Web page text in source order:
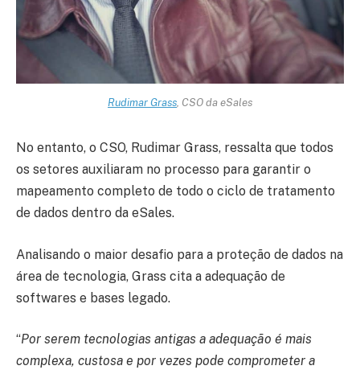
Rudimar Grass , CSO da eSales
No entanto, o CSO, Rudimar Grass, ressalta que todos
os setores auxiliaram no processo para garantir o
mapeamento completo de todo o ciclo de tratamento
de dados dentro da eSales.
Analisando o maior desafio para a proteção de dados na
área de tecnologia, Grass cita a adequação de
softwares e bases legado.
“Por serem tecnologias antigas a adequação é mais
complexa, custosa e por vezes pode comprometer a